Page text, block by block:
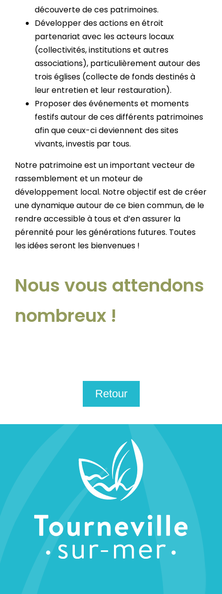
découverte de ces patrimoines.
Développer des actions en étroit
partenariat avec les acteurs locaux
(collectivités, institutions et autres
associations), particulièrement autour des
trois églises (collecte de fonds destinés à
leur entretien et leur restauration).
Proposer des événements et moments
festifs autour de ces différents patrimoines
afin que ceux-ci deviennent des sites
vivants, investis par tous.
Notre patrimoine est un important vecteur de
rassemblement et un moteur de
développement local. Notre objectif est de créer
une dynamique autour de ce bien commun, de le
rendre accessible à tous et d’en assurer la
pérennité pour les générations futures. Toutes
les idées seront les bienvenues !
Nous vous attendons
nombreux !
Retour